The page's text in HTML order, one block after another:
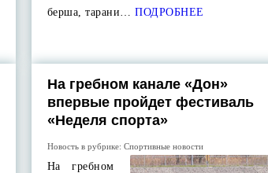
берша, тарани… ПОДРОБНЕЕ
На гребном канале «Дон»
впервые пройдет фестиваль
«Неделя спорта»
Новость в рубрике: Спортивные новости
На гребном